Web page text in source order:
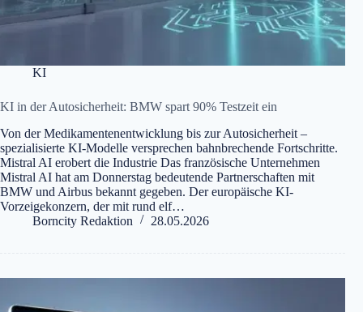
KI
KI in der Autosicherheit: BMW spart 90% Testzeit ein
Von der Medikamentenentwicklung bis zur Autosicherheit –
spezialisierte KI-Modelle versprechen bahnbrechende Fortschritte.
Mistral AI erobert die Industrie Das französische Unternehmen
Mistral AI hat am Donnerstag bedeutende Partnerschaften mit
BMW und Airbus bekannt gegeben. Der europäische KI-
Vorzeigekonzern, der mit rund elf…
Borncity Redaktion
28.05.2026